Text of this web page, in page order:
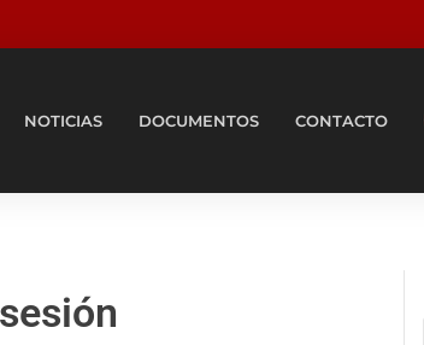
NOTICIAS DOCUMENTOS CONTACTO